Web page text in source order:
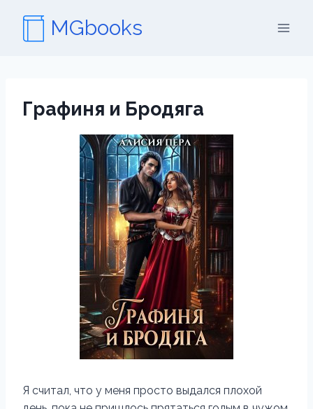
содержимому
MGbooks
Графиня и Бродяга
Я считал, что у меня просто выдался плохой